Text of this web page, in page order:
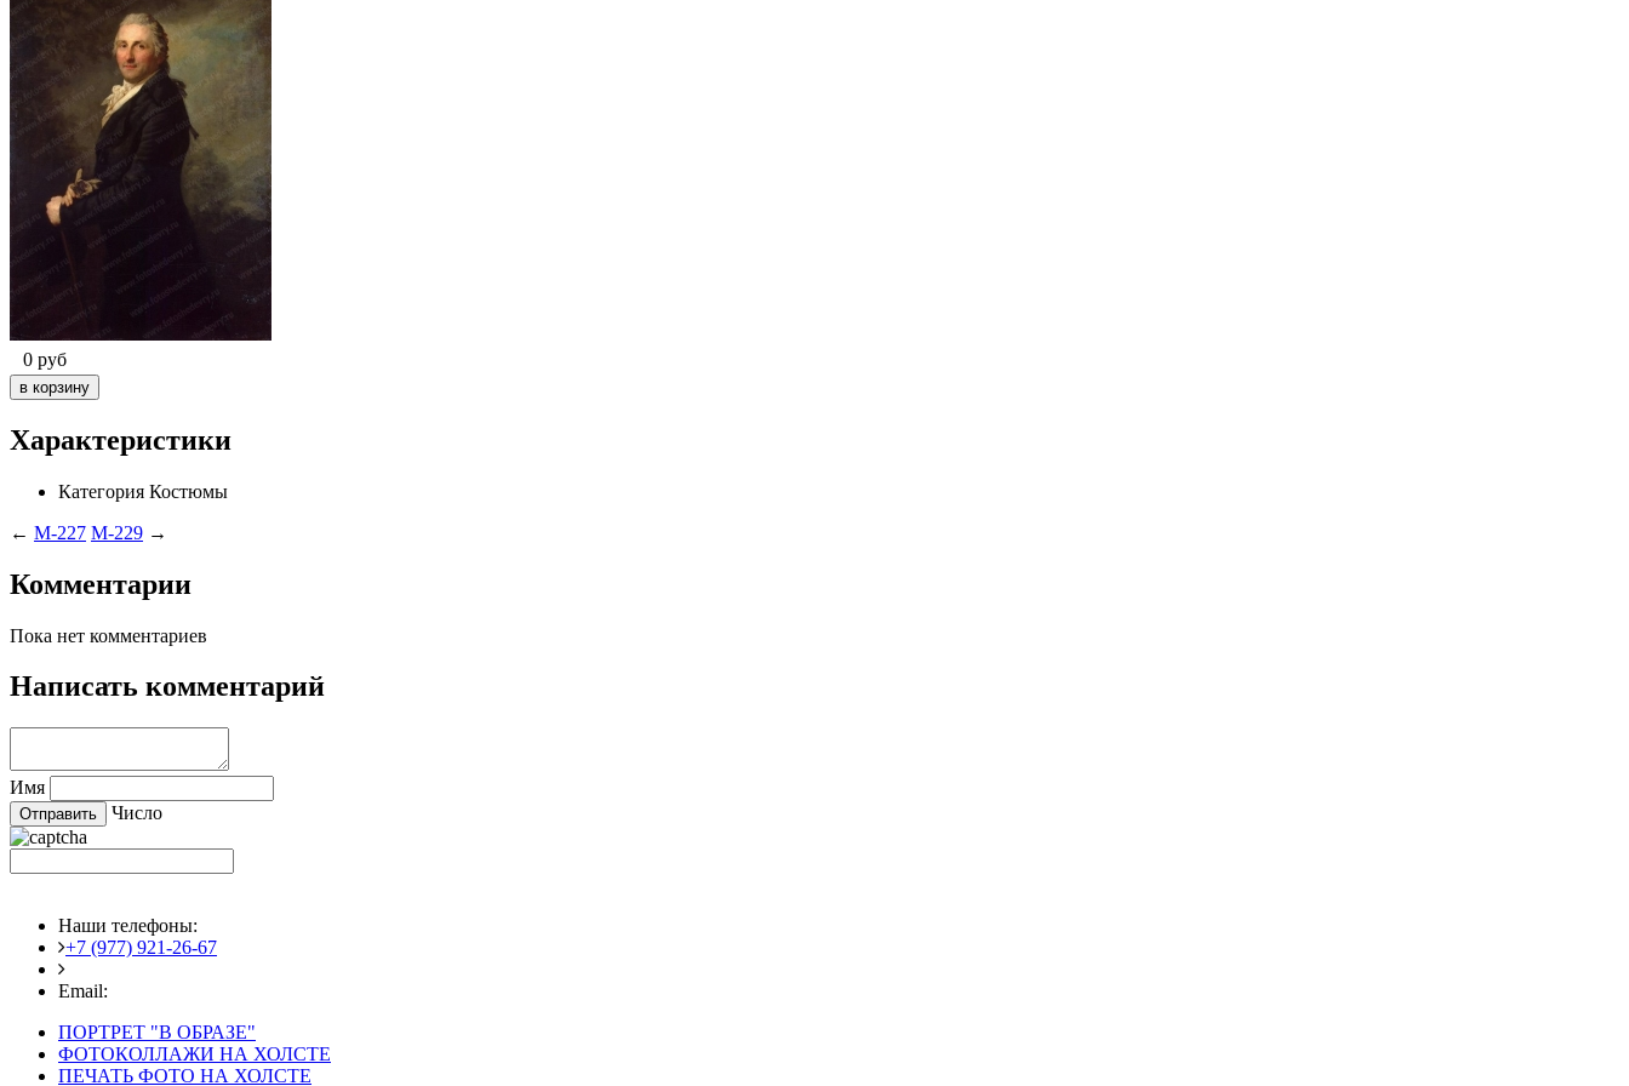
0 руб
Характеристики
Категория Костюмы
← M-227 M-229 →
Комментарии
Пока нет комментариев
Написать комментарий
Имя
Число
Наши телефоны:
+7 (977) 921-26-67
Email:
ПОРТРЕТ "В ОБРАЗЕ"
ФОТОКОЛЛАЖИ НА ХОЛСТЕ
ПЕЧАТЬ ФОТО НА ХОЛСТЕ